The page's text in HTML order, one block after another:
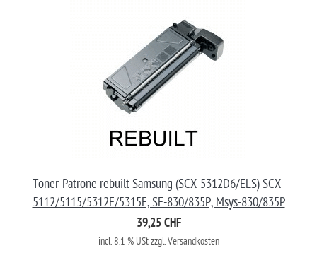
Toner-Patrone rebuilt Samsung (SCX-5312D6/ELS) SCX-
5112/5115/5312F/5315F, SF-830/835P, Msys-830/835P
39,25 CHF
incl. 8.1 % USt zzgl. Versandkosten